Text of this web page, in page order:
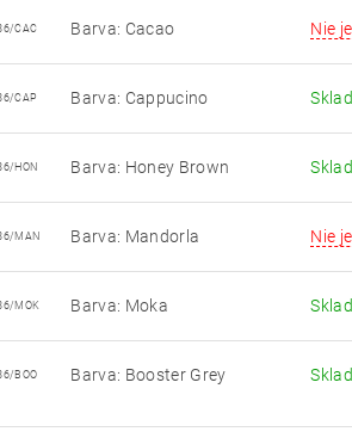
CAC Barva: Cacao Nie
CAP Barva: Cappucino
HON Barva: Honey Brown
MAN Barva: Mandorla Nie
MOK Barva: Moka
BOO Barva: Booster Grey